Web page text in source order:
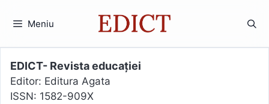
Meniu
EDICT- Revista educației
Editor: Editura Agata
ISSN: 1582-909X